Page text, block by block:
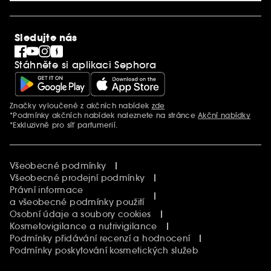
SEPHORiA
Blog Sephora
Singles´ Day
Black Friday
Cyber Monday
Vánoce
Sledujte nás
Stáhněte si aplikaci Sephora
Další informace
Značky vyloučené z akčních nabídek zde
*Podmínky akčních nabídek naleznete na stránceAkční nabídky
*Exkluzivně pro síť parfumerií.
Všeobecné podmínky
Všeobecné prodejní podmínky
Právní informace
a všeobecné podmínky použití
Osobní údaje a soubory cookies
Kosmetovigilance a nutrivigilance
Podmínky přidávání recenzí a hodnocení
Podmínky poskytování kosmetických služeb